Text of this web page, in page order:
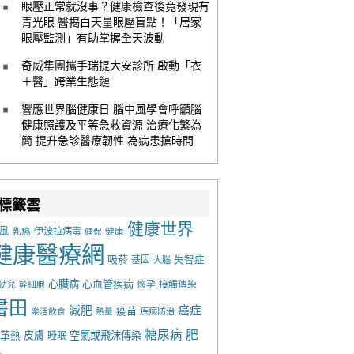
眼壓正常就沒事？健康檢查後竟發現有
青光眼 醫揭白天量眼壓盲點！「居家
眼壓監測」有助掌握全天波動
奇威集團攜手瑞提大安診所 啟動「衣
＋醫」跨業生態鏈
響應世界腦健康日 腦中風學會呼籲腦
健康照護及平等急救資源 治療化繁為
簡 提升急診醫療韌性 為病患搶時間
籤雲
乳癌 伊波拉病毒 健保 健康 健康世界
康醫療網 吸菸 基因 大腦 失智症
兒 幹細胞 心臟病 心血管疾病 懷孕 接觸傳染
田 樂活飲食 減肥 熱量 疫苗 疾病防治 癌症
熱 皮膚 睡眠 空氣或飛沫傳染 糖尿病 肥